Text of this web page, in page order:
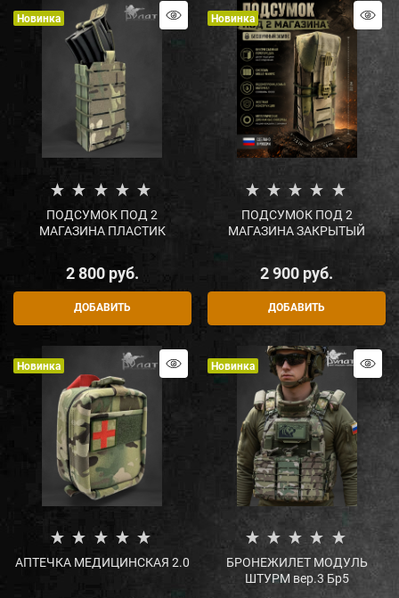
Новинка
ПОДСУМОК ПОД 2
МАГАЗИНА ПЛАСТИК
2 800 руб.
ДОБАВИТЬ
Новинка
ПОДСУМОК ПОД 2
МАГАЗИНА ЗАКРЫТЫЙ
2 900 руб.
ДОБАВИТЬ
Новинка
АПТЕЧКА МЕДИЦИНСКАЯ 2.0
Новинка
БРОНЕЖИЛЕТ МОДУЛЬ
ШТУРМ вер.3 Бр5